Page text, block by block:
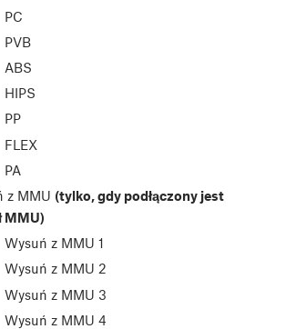
PC
PVB
ABS
HIPS
PP
FLEX
PA
z MMU (tylko, gdy podłączony jest
MMU)
Wysuń z MMU 1
Wysuń z MMU 2
Wysuń z MMU 3
Wysuń z MMU 4